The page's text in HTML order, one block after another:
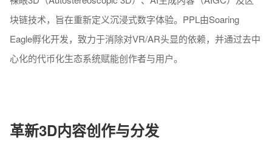
块链技术，旨在重新定义沉浸式数字体验。PPL由Soaring
Eagle孵化开发，致力于消除对VR/AR头显的依赖，并通过去中
心化的代币化生态系统赋能创作者与用户。
革新3D内容创作与分发